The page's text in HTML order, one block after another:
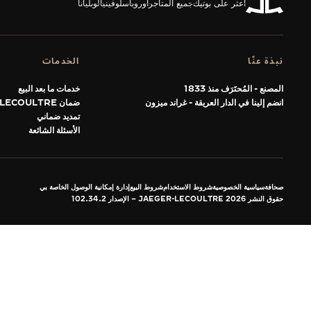
اطّلع على جميع الفعاليات
اعثر على بوتيكجميع المتاجرأوروباسلوفينيالوبليانا
نبذة عنّا
المصنع - المُحتَرَف منذ 1833
انضم إلينا في الدار العريقة - غراند ميزون
الخدمات
خدمات ما بعد البيع
ضمان JAEGER-LECOULTRE
تمديد ضماني
الأسئلة الشائعة
صحافةسياسية الخصوصيةشروط الاستخدامشروط البيعإدارة إمكانية الوصول الخاصة بي
حقوق النشر JAEGER-LECOULTRE 2026
الإصدار 102.34.2